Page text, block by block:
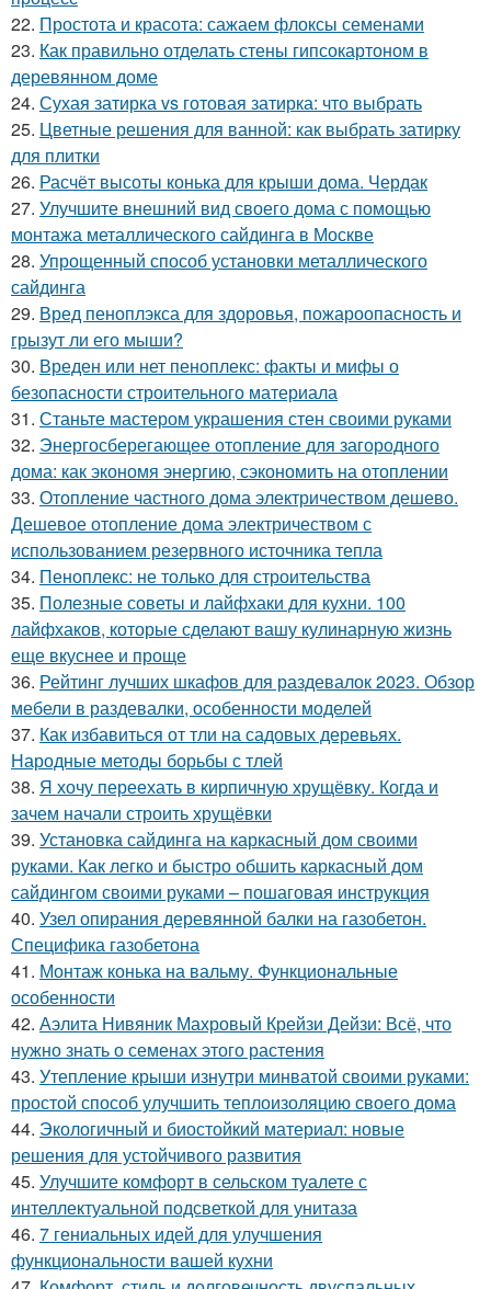
22. Простота и красота: сажаем флоксы семенами
23. Как правильно отделать стены гипсокартоном в
деревянном доме
24. Сухая затирка vs готовая затирка: что выбрать
25. Цветные решения для ванной: как выбрать затирку
для плитки
26. Расчёт высоты конька для крыши дома. Чердак
27. Улучшите внешний вид своего дома с помощью
монтажа металлического сайдинга в Москве
28. Упрощенный способ установки металлического
сайдинга
29. Вред пеноплэкса для здоровья, пожароопасность и
грызут ли его мыши?
30. Вреден или нет пеноплекс: факты и мифы о
безопасности строительного материала
31. Станьте мастером украшения стен своими руками
32. Энергосберегающее отопление для загородного
дома: как экономя энергию, сэкономить на отоплении
33. Отопление частного дома электричеством дешево.
Дешевое отопление дома электричеством с
использованием резервного источника тепла
34. Пеноплекс: не только для строительства
35. Полезные советы и лайфхаки для кухни. 100
лайфхаков, которые сделают вашу кулинарную жизнь
еще вкуснее и проще
36. Рейтинг лучших шкафов для раздевалок 2023. Обзор
мебели в раздевалки, особенности моделей
37. Как избавиться от тли на садовых деревьях.
Народные методы борьбы с тлей
38. Я хочу переехать в кирпичную хрущёвку. Когда и
зачем начали строить хрущёвки
39. Установка сайдинга на каркасный дом своими
руками. Как легко и быстро обшить каркасный дом
сайдингом своими руками – пошаговая инструкция
40. Узел опирания деревянной балки на газобетон.
Специфика газобетона
41. Монтаж конька на вальму. Функциональные
особенности
42. Аэлита Нивяник Махровый Крейзи Дейзи: Всё, что
нужно знать о семенах этого растения
43. Утепление крыши изнутри минватой своими руками:
простой способ улучшить теплоизоляцию своего дома
44. Экологичный и биостойкий материал: новые
решения для устойчивого развития
45. Улучшите комфорт в сельском туалете с
интеллектуальной подсветкой для унитаза
46. 7 гениальных идей для улучшения
функциональности вашей кухни